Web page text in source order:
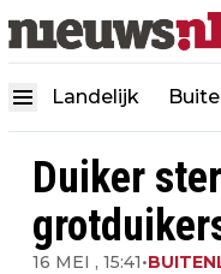
Landelijk
Duiker
16 MEI , 15:41•